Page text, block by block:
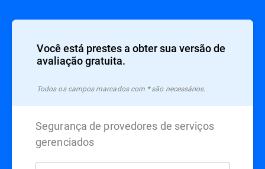
Você está prestes a obter sua versão de
avaliação gratuita.
Todos os campos marcados com * são necessários.
Segurança de provedores de serviços
gerenciados